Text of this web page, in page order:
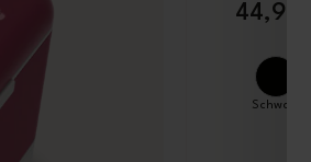
44,90
Schwarz